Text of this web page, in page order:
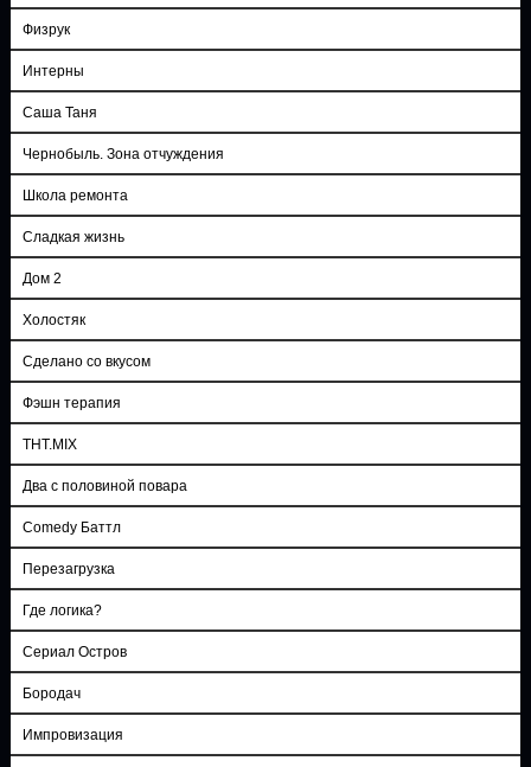
Физрук
Интерны
Саша Таня
Чернобыль. Зона отчуждения
Школа ремонта
Сладкая жизнь
Дом 2
Холостяк
Сделано со вкусом
Фэшн терапия
ТНТ.MIX
Два с половиной повара
Comedy Баттл
Перезагрузка
Где логика?
Сериал Остров
Бородач
Импровизация